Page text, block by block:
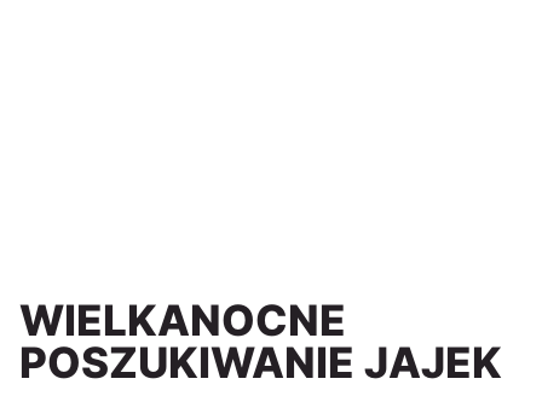
WIELKANOCNE
POSZUKIWANIE JAJEK